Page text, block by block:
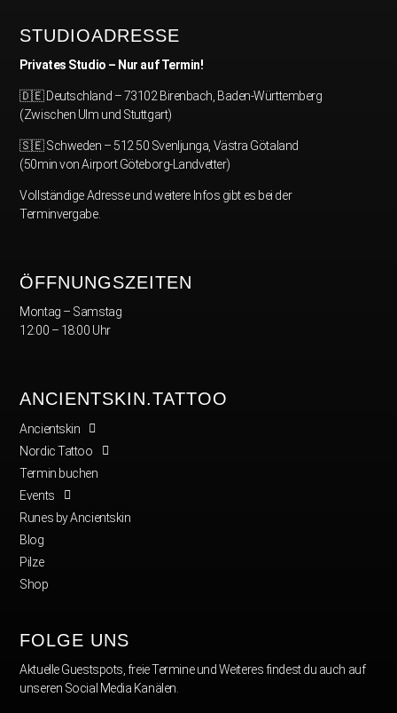
STUDIOADRESSE
Privates Studio – Nur auf Termin!
🇩🇪 Deutschland – 73102 Birenbach, Baden-Württemberg
(Zwischen Ulm und Stuttgart)
🇸🇪 Schweden – 512 50 Svenljunga, Västra Götaland
(50min von Airport Göteborg-Landvetter)
Vollständige Adresse und weitere Infos gibt es bei der
Terminvergabe.
ÖFFNUNGSZEITEN
Montag – Samstag
12:00 – 18:00 Uhr
ANCIENTSKIN.TATTOO
Ancientskin
Nordic Tattoo
Termin buchen
Events
Runes by Ancientskin
Blog
Pilze
Shop
FOLGE UNS
Aktuelle Guestspots, freie Termine und Weiteres findest du auch auf
unseren Social Media Kanälen.